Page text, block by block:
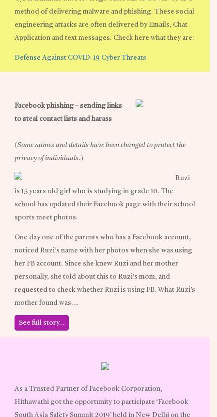
method of delivering malware and phishing. These social
engineering attacks are often delivered by Emails, Chat
Application and text messages. Check here what they are:
Defense Against COVID-19 Cyber Threats
Facebook phishing – sending links
to steal contact lists and harass
(Some names and details have been changed to protect the
privacy of individuals.)
Ruzi
is 15 years old girl who is studying in grade 10. The
school has updated their Facebook page with their school
sports meet photos.
One day one of the parents who has a Facebook account,
noticed Ruzi’s name with her photos when she was using
her FB account. Since she knew Ruzi and her mother
personally, she told about this to Ruzi’s mom, and
requested to check whether Ruzi is using FB. What Ruzi’s
mother found was….
See full story…
As a Trusted Partner of Facebook Corporation,
Hithawathi got the opportunity to participate ‘Facebook
South Asia Safety Summit 2019’ held in New Delhi on the